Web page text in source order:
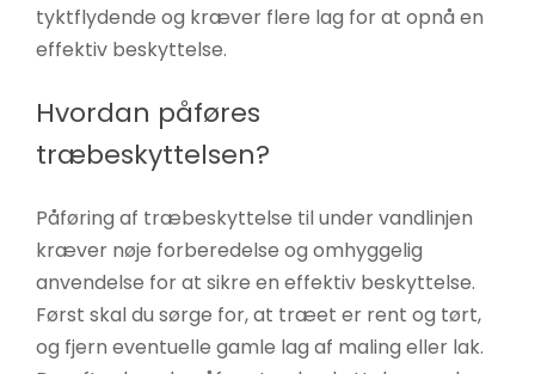
tyktflydende og kræver flere lag for at opnå en
effektiv beskyttelse.
Hvordan påføres
træbeskyttelsen?
Påføring af træbeskyttelse til under vandlinjen
kræver nøje forberedelse og omhyggelig
anvendelse for at sikre en effektiv beskyttelse.
Først skal du sørge for, at træet er rent og tørt,
og fjern eventuelle gamle lag af maling eller lak.